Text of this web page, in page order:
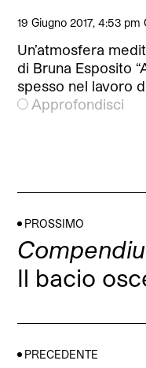
19 Giugno 2017, 4:53 pm
Un’atmosfera
di Bruna Esposito
spesso nel lavoro
Approfondisci
PROSSIMO
Il bacio
PRECEDENTE